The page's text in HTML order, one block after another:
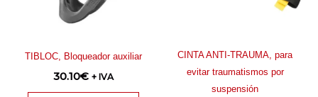
TIBLOC, Bloqueador auxiliar
30.10€ + IVA
CINTA ANTI-TRAUMA, para
evitar traumatismos por
suspensión